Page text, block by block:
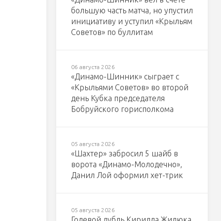
большую часть матча, но упустил
инициативу и уступил «Крыльям
Советов» по буллитам
06 августа 2026
«Динамо-Шинник» сыграет с
«Крыльями Советов» во второй
день Кубка председателя
Бобруйского горисполкома
05 августа 2026
«Шахтер» забросил 5 шайб в
ворота «Динамо-Молодечно»,
Данил Лой оформил хет-трик
05 августа 2026